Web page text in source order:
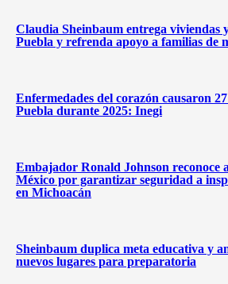
Claudia Sheinbaum entrega viviendas
Puebla y refrenda apoyo a familias de
Enfermedades del corazón causaron
Puebla durante 2025: Inegi
Embajador Ronald Johnson reconoce
México por garantizar seguridad a
en Michoacán
Sheinbaum duplica meta educativa y
nuevos lugares para preparatoria